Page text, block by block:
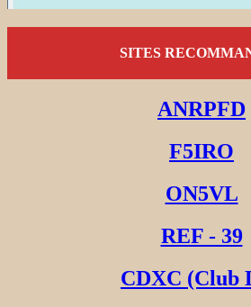
SITES
ANRPFD
F5IRO
ON5VL
REF - 39
CDXC (Club